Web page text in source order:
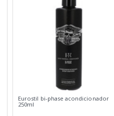
Eurostil bi-phase acondicionador
250ml